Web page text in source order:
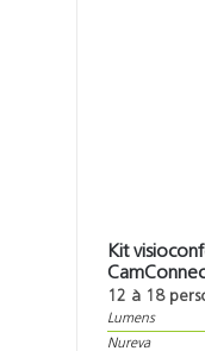
Kit
12 à 18
Lumens
Nureva